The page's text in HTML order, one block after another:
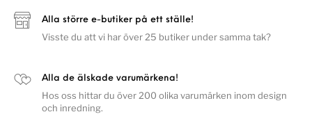
Alla större e-butiker på ett ställe!
Visste du att vi har över 25 butiker under samma tak?
Alla de älskade varumärkena!
Hos oss hittar du över 200 olika varumärken inom design
och inredning.